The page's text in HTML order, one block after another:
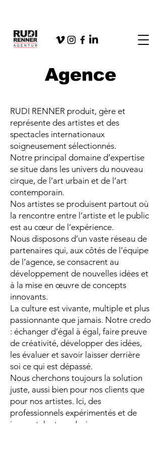
Agence
RUDI RENNER produit, gère et
représente des artistes et des
spectacles internationaux
soigneusement sélectionnés.
Notre principal domaine d’expertise
se situe dans les univers du nouveau
cirque, de l’art urbain et de l’art
contemporain.
Nos artistes se produisent partout où
la rencontre entre l’artiste et le public
est au cœur de l’expérience.
Nous disposons d’un vaste réseau de
partenaires qui, aux côtés de l’équipe
de l’agence, se consacrent au
développement de nouvelles idées et
à la mise en œuvre de concepts
innovants.
La culture est vivante, multiple et plus
passionnante que jamais. Notre credo
: échanger d’égal à égal, faire preuve
de créativité, développer des idées,
les évaluer et savoir laisser derrière
soi ce qui est dépassé.
Nous cherchons toujours la solution
juste, aussi bien pour nos clients que
pour nos artistes. Ici, des
professionnels expérimentés et de
jeunes talents audacieux se